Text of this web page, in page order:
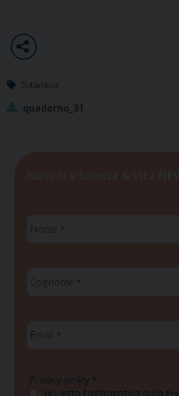
Eutanasia
quaderno_31
Privacy policy *
Ho letto l'informativa sulla